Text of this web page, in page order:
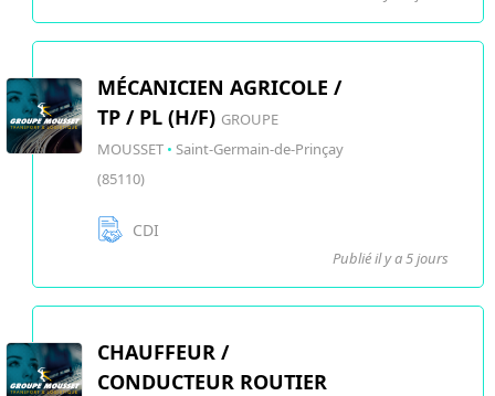
MÉCANICIEN AGRICOLE /
TP / PL (H/F) GROUPE
MOUSSET • Saint-Germain-de-Prinçay
(85110)
CDI
Publié il y a 5 jours
CHAUFFEUR /
CONDUCTEUR ROUTIER